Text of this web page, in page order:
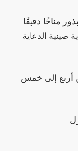
مناخًا دقيقًا
الدعاية
أربع إلى خمس